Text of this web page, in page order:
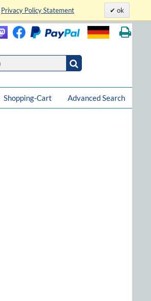
Privacy Policy Statement ok
Advanced Search
Shopping-Cart